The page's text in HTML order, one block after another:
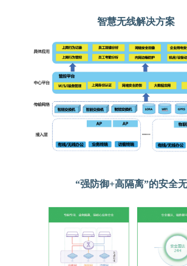
智慧无线解决方案
“强防御+高隔离”的安全